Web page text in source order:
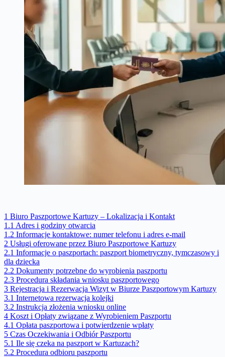
1 Biuro Paszportowe Kartuzy – Lokalizacja i Kontakt
1.1 Adres i godziny otwarcia
1.2 Informacje kontaktowe: numer telefonu i adres e-mail
2 Usługi oferowane przez Biuro Paszportowe Kartuzy
2.1 Informacje o paszportach: paszport biometryczny, tymczasowy i
dla dziecka
2.2 Dokumenty potrzebne do wyrobienia paszportu
2.3 Procedura składania wniosku paszportowego
3 Rejestracja i Rezerwacja Wizyt w Biurze Paszportowym Kartuzy
3.1 Internetowa rezerwacja kolejki
3.2 Instrukcja złożenia wniosku online
4 Koszt i Opłaty związane z Wyrobieniem Paszportu
4.1 Opłata paszportowa i potwierdzenie wpłaty
5 Czas Oczekiwania i Odbiór Paszportu
5.1 Ile się czeka na paszport w Kartuzach?
5.2 Procedura odbioru paszportu